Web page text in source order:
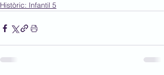
Històric: Infantil 5